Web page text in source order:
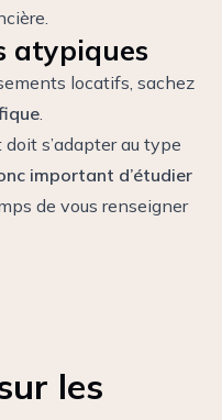
atypiques
locatifs, sachez
.
s’adapter au type
important d’étudier
de vous renseigner
les